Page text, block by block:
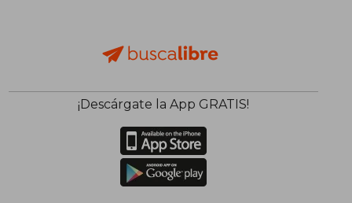
¡Descárgate la App GRATIS!